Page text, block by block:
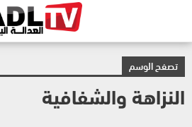
تصفح الوسم
النزاهة والشفافية